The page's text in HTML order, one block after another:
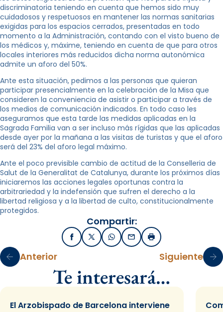
discriminatoria teniendo en cuenta que hemos sido muy
cuidadosos y respetuosos en mantener las normas sanitarias
exigidas para los espacios cerrados, presentadas en todo
momento a la Administración, contando con el visto bueno de
los médicos y, máxime, teniendo en cuenta de que para otros
locales interiores más reducidos dicha norma autonómica
admite un aforo del 50%.
Ante esta situación, pedimos a las personas que quieran
participar presencialmente en la celebración de la Misa que
consideren la conveniencia de asistir o participar a través de
los medios de comunicación indicados. En todo caso les
aseguramos que esta tarde las medidas aplicadas en la
Sagrada Familia van a ser incluso más rígidas que las aplicadas
desde ayer por la mañana a las visitas de turistas y que el aforo
será del 23% del aforo legal máximo.
Ante el poco previsible cambio de actitud de la Conselleria de
Salut de la Generalitat de Catalunya, durante los próximos días
iniciaremos las acciones legales oportunas contra la
arbitrariedad y la indefensión que sufren el derecho a la
libertad religiosa y a la libertad de culto, constitucionalmente
protegidos.
Compartir:
FacebookX / TwitterWhatsApp
EmailImprimir
Anterior Siguiente
Te interesará…
El Arzobispado de Barcelona interviene